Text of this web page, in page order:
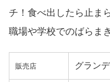
チ！食べ出したら止ま
職場や学校でのばらま
販売店 グラン